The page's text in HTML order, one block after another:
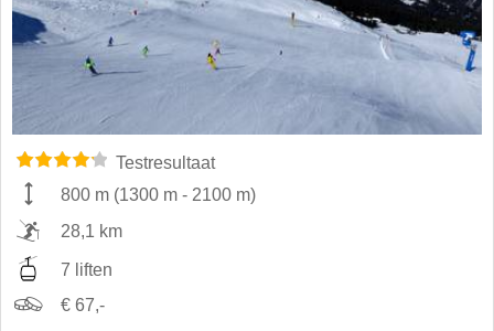
Testresultaat
800 m (1300 m - 2100 m)
28,1 km
7 liften
€ 67,-